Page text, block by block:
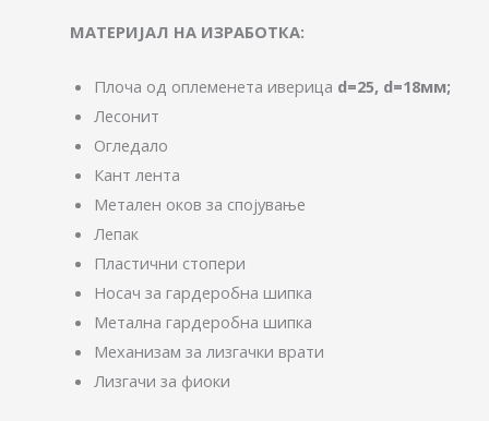
МАТЕРИЈАЛ НА ИЗРАБОТКА:
Плоча од оплеменета иверица d=25, d=18мм;
Лесонит
Огледало
Кант лента
Метален оков за спојување
Лепак
Пластични стопери
Носач за гардеробна шипка
Метална гардеробна шипка
Механизам за лизгачки врати
Лизгачи за фиоки